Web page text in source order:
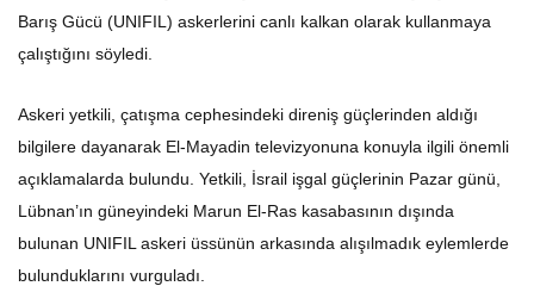
Barış Gücü (UNIFIL) askerlerini canlı kalkan olarak kullanmaya
çalıştığını söyledi.
Askeri yetkili, çatışma cephesindeki direniş güçlerinden aldığı
bilgilere dayanarak El-Mayadin televizyonuna konuyla ilgili önemli
açıklamalarda bulundu. Yetkili, İsrail işgal güçlerinin Pazar günü,
Lübnan’ın güneyindeki Marun El-Ras kasabasının dışında
bulunan UNIFIL askeri üssünün arkasında alışılmadık eylemlerde
bulunduklarını vurguladı.